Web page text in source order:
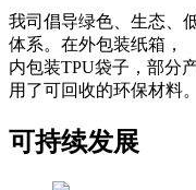
我司倡导绿色、生态、
体系。在外包装纸箱，
内包装TPU袋子，部分
用了可回收的环保材料。
可持续发展